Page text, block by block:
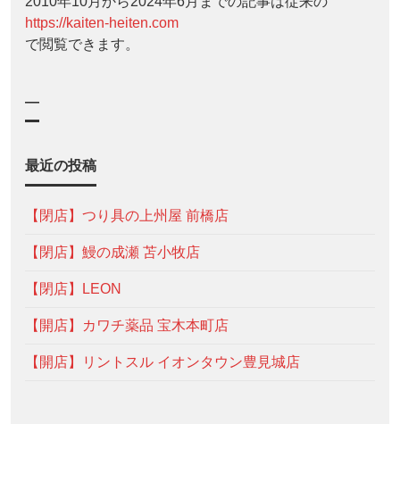
https://kaiten-heiten.com
で閲覧できます。
—
最近の投稿
【閉店】つり具の上州屋 前橋店
【閉店】鰻の成瀬 苫小牧店
【閉店】LEON
【開店】カワチ薬品 宝木本町店
【開店】リントスル イオンタウン豊見城店